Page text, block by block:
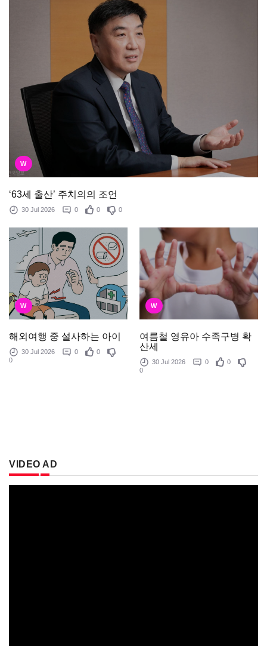
W
‘63세 출산’ 주치의의 조언
30 Jul 2026 0 0 0
W
해외여행 중 설사하는 아이
30 Jul 2026 0
0
0
W
여름철 영유아 수족구병 확
산세
30 Jul 2026 0
0
0
VIDEO AD